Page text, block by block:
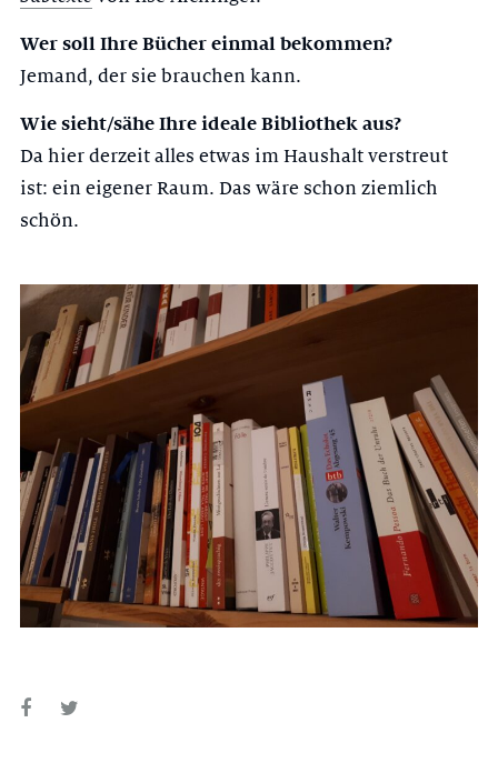
Wer soll Ihre Bücher einmal bekommen?
Jemand, der sie brauchen kann.
Wie sieht/sähe Ihre ideale Bibliothek aus?
Da hier derzeit alles etwas im Haushalt verstreut
ist: ein eigener Raum. Das wäre schon ziemlich
schön.